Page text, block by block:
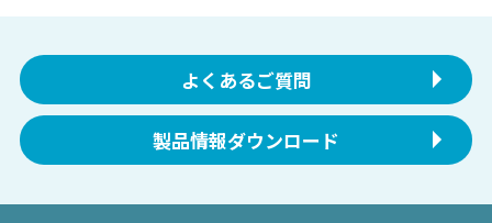
よくあるご質問
製品情報ダウンロード